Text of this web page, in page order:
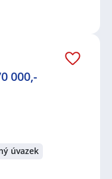
000,-
úvazek